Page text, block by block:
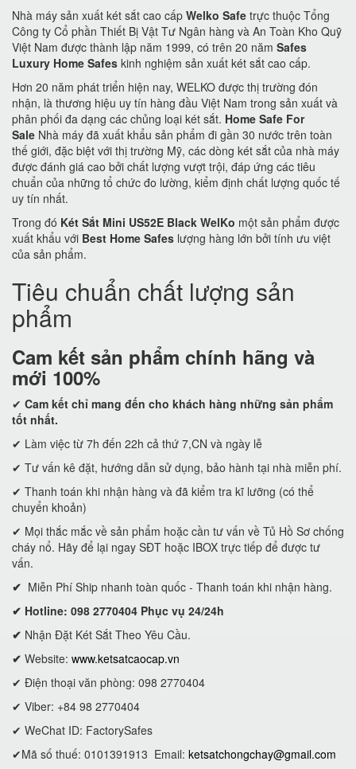
Nhà máy sản xuất két sắt cao cấp Welko Safe trực thuộc Tổng
Công ty Cổ phần Thiết Bị Vật Tư Ngân hàng và An Toàn Kho Quỹ
Việt Nam được thành lập năm 1999, có trên 20 năm Safes
Luxury Home Safes kinh nghiệm sản xuất két sắt cao cấp.
Hơn 20 năm phát triển hiện nay, WELKO được thị trường đón
nhận, là thương hiệu uy tín hàng đầu Việt Nam trong sản xuất và
phân phối đa dạng các chủng loại két sắt. Home Safe For
Sale Nhà máy đã xuất khẩu sản phẩm đi gần 30 nước trên toàn
thế giới, đặc biệt với thị trường Mỹ, các dòng két sắt của nhà máy
được đánh giá cao bởi chất lượng vượt trội, đáp ứng các tiêu
chuẩn của những tổ chức đo lường, kiểm định chất lượng quốc tế
uy tín nhất.
Trong đó Két Sắt Mini US52E Black WelKo một sản phẩm được
xuất khẩu với Best Home Safes lượng hàng lớn bởi tính ưu việt
của sản phẩm.
Tiêu chuẩn chất lượng sản
phẩm
Cam kết sản phẩm chính hãng và
mới 100%
✔ Cam kết chỉ mang đến cho khách hàng những sản phẩm
tốt nhất.
✔ Làm việc từ 7h đến 22h cả thứ 7,CN và ngày lễ
✔ Tư vấn kê đặt, hướng dẫn sử dụng, bảo hành tại nhà miễn phí.
✔ Thanh toán khi nhận hàng và đã kiểm tra kĩ lưỡng (có thể
chuyển khoản)
✔ Mọi thắc mắc về sản phẩm hoặc cần tư vấn về Tủ Hồ Sơ chống
cháy nổ. Hãy để lại ngay SĐT hoặc IBOX trực tiếp để được tư
vấn.
✔ Miễn Phí Ship nhanh toàn quốc - Thanh toán khi nhận hàng.
✔ Hotline: 098 2770404 Phục vụ 24/24h
✔ Nhận Đặt Két Sắt Theo Yêu Cầu.
✔ Website: www.ketsatcaocap.vn
✔ Điện thoại văn phòng: 098 2770404
✔ Viber: +84 98 2770404
✔ WeChat ID: FactorySafes
✔Mã số thuế: 0101391913 Email: ketsatchongchay@gmail.com